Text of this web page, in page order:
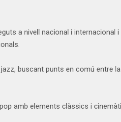
a nivell nacional i
buscant punts en comú
amb elements clàssics i